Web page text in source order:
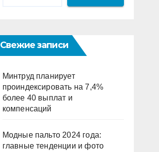
Свежие записи
Минтруд планирует
проиндексировать на 7,4%
более 40 выплат и
компенсаций
Модные пальто 2024 года:
главные тенденции и фото